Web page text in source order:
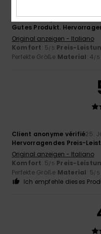
Client anonyme vérifié25.
Gutes Produkt.
Original anzeigen - Italiano
Komfort: 5/5 Preis-
Perfekte Größe Material: 4/5
Client anonyme vérifié25.
Hervorragendes Preis-
Original anzeigen - Italiano
Komfort: 5/5 Preis-
Perfekte Größe Material: 5/5
Ich empfehle dieses